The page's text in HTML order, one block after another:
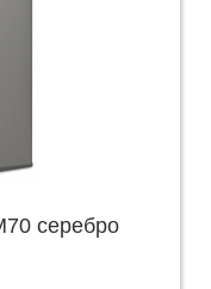
серебро